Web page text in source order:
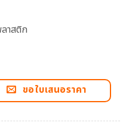
าสติก
ขอใบเสนอราคา